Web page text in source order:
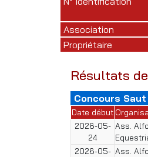
Association
Propriétaire
Résultats
Concours
Date début
2026-05-
24
Ass.
2026-05- Ass.